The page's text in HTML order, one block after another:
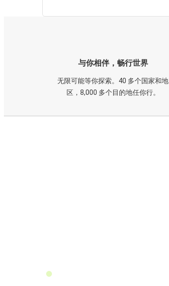
与你相伴，畅行世界
无限可能等你探索。40 多个国家和地
区，8,000 多个目的地任你行。